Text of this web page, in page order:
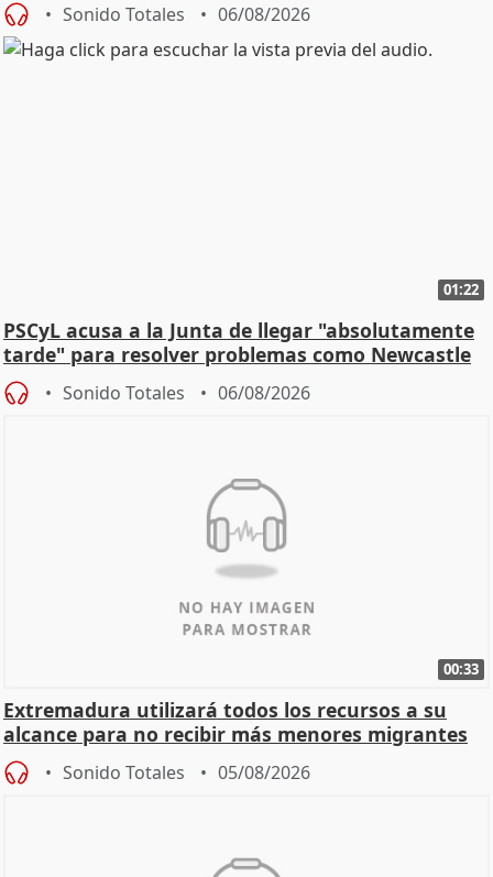
Sonido Totales 06/08/2026
01:22
PSCyL acusa a la Junta de llegar "absolutamente
tarde" para resolver problemas como Newcastle
Sonido Totales 06/08/2026
00:33
Extremadura utilizará todos los recursos a su
alcance para no recibir más menores migrantes
Sonido Totales 05/08/2026